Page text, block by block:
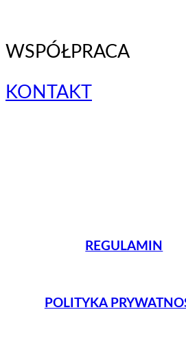
WSPÓŁPRACA
KONTAKT
REGULAMIN
POLITYKA